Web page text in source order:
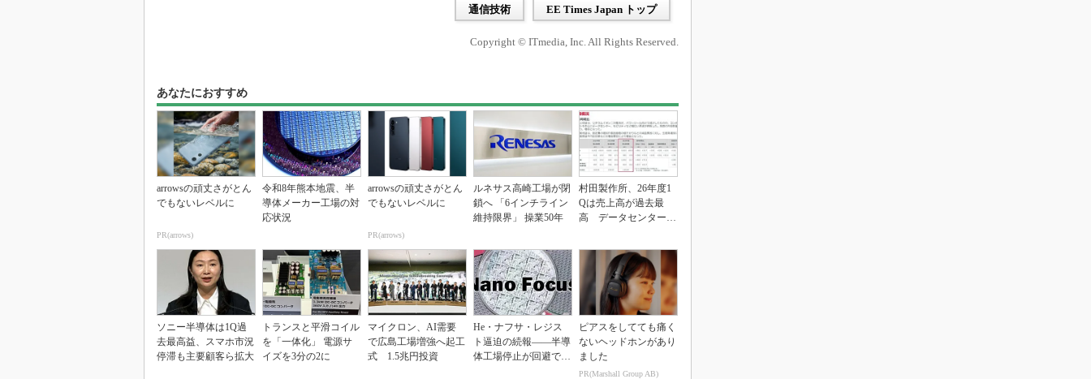
通信技術 EE Times Japan トップ
Copyright © ITmedia, Inc. All Rights Reserved.
あなたにおすすめ
arrowsの頑丈さがとん
でもないレベルに
PR(arrows)
令和8年熊本地震、半
導体メーカー工場の対
応状況
arrowsの頑丈さがとん
でもないレベルに
PR(arrows)
ルネサス高崎工場が閉
鎖へ 「6インチライン
維持限界」 操業50年
村田製作所、26年度1
Qは売上高が過去最
高 データセンター関
ソニー半導体は1Q過
去最高益、スマホ市況
停滞も主要顧客ら拡大
トランスと平滑コイル
を「一体化」 電源サ
イズを3分の2に
マイクロン、AI需要
で広島工場増強へ起工
式 1.5兆円投資
He・ナフサ・レジス
ト逼迫の続報――半導
体工場停止が回避でき
ピアスをしてても痛く
ないヘッドホンがあり
ました
PR(Marshall Group AB)